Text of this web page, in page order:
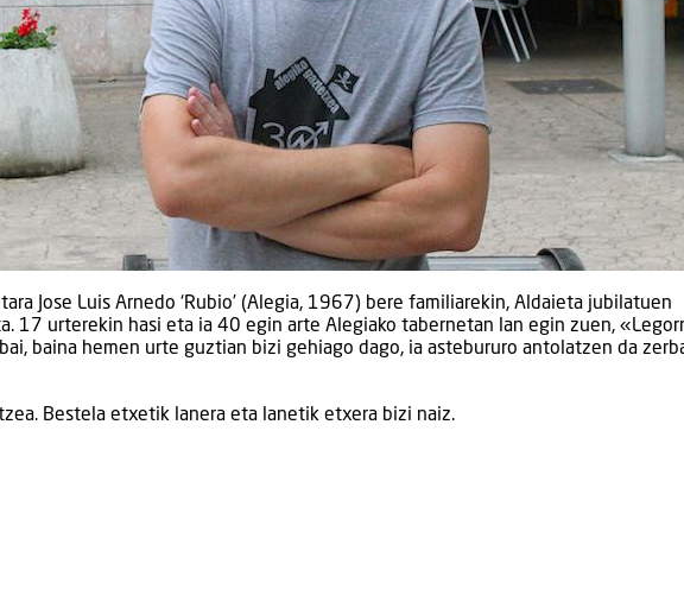
Jose Luis Arnedo ‘Rubio’ (Alegia, 1967) bere familiarekin, Aldaieta jubilatuen
17 urterekin hasi eta ia 40 egin arte Alegiako tabernetan lan egin zuen,
baina hemen urte guztian bizi gehiago dago, ia astebururo antolatzen da
Bestela etxetik lanera eta lanetik etxera bizi naiz.